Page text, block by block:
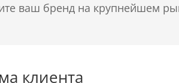
ваш бренд на крупнейшем
клиента